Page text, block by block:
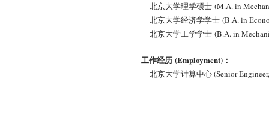
北京大学理学硕士 (M.A. in
北京大学经济学学士 (B.A. in
北京大学工学学士 (B.A. in
工作经历 (Employment)：
北京大学计算中心 (Senior